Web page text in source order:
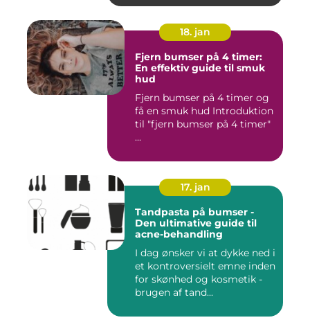
18. jan
Fjern bumser på 4 timer:
En effektiv guide til smuk
hud
Fjern bumser på 4 timer og
få en smuk hud Introduktion
til "fjern bumser på 4 timer"
...
17. jan
Tandpasta på bumser -
Den ultimative guide til
acne-behandling
I dag ønsker vi at dykke ned i
et kontroversielt emne inden
for skønhed og kosmetik -
brugen af tand...